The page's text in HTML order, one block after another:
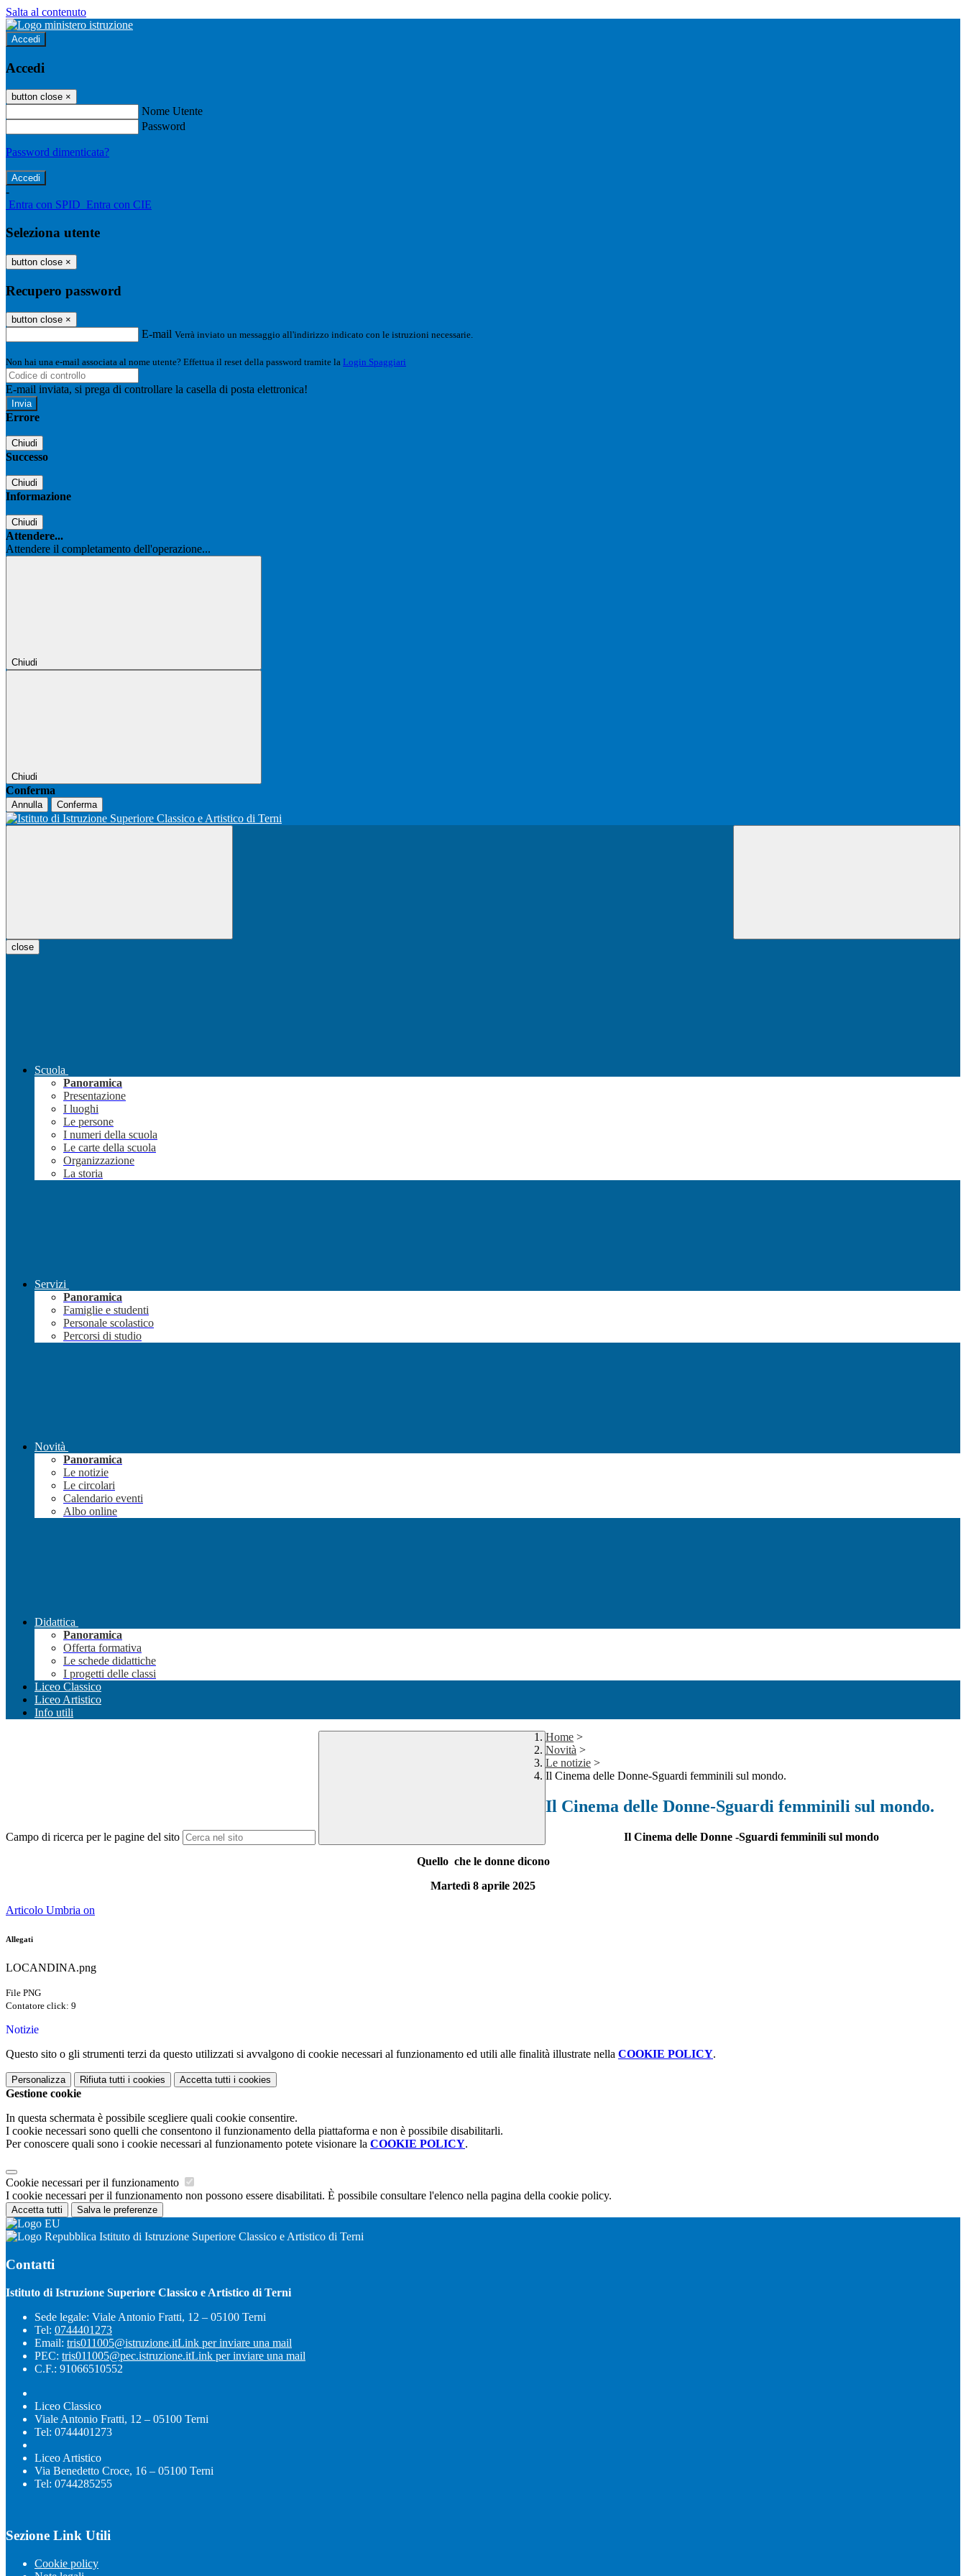
Salta al contenuto
Accedi
Accedi
button close ×
Nome Utente
Password
Password dimenticata?
-
Entra con SPID Entra con CIE
Seleziona utente
button close ×
Recupero password
button close ×
E-mail Verrà inviato un messaggio all'indirizzo indicato con le istruzioni necessarie.
Non hai una e-mail associata al nome utente? Effettua il reset della password tramite la Login Spaggiari
E-mail inviata, si prega di controllare la casella di posta elettronica!
Errore
Chiudi
Successo
Chiudi
Informazione
Chiudi
Attendere...
Attendere il completamento dell'operazione...
Chiudi
Chiudi
Conferma
Annulla Conferma
close
Scuola
Panoramica
Presentazione
I luoghi
Le persone
I numeri della scuola
Le carte della scuola
Organizzazione
La storia
Servizi
Panoramica
Famiglie e studenti
Personale scolastico
Percorsi di studio
Novità
Panoramica
Le notizie
Le circolari
Calendario eventi
Albo online
Didattica
Panoramica
Offerta formativa
Le schede didattiche
I progetti delle classi
Liceo Classico
Liceo Artistico
Info utili
Campo di ricerca per le pagine del sito
Home >
Novità >
Le notizie >
Il Cinema delle Donne-Sguardi femminili sul mondo.
Il Cinema delle Donne-Sguardi femminili sul mondo.
Il Cinema delle Donne -Sguardi femminili sul mondo
Quello che le donne dicono
Martedì 8 aprile 2025
Articolo Umbria on
Allegati
LOCANDINA.png
File PNG
Contatore click: 9
Notizie
Questo sito o gli strumenti terzi da questo utilizzati si avvalgono di cookie necessari al funzionamento ed utili alle finalità illustrate nella COOKIE POLICY.
Personalizza Rifiuta tutti i cookies Accetta tutti i cookies
Gestione cookie
In questa schermata è possibile scegliere quali cookie consentire.
I cookie necessari sono quelli che consentono il funzionamento della piattaforma e non è possibile disabilitarli.
Per conoscere quali sono i cookie necessari al funzionamento potete visionare la COOKIE POLICY.
Cookie necessari per il funzionamento
I cookie necessari per il funzionamento non possono essere disabilitati. È possibile consultare l'elenco nella pagina della cookie policy.
Accetta tutti Salva le preferenze
Istituto di Istruzione Superiore Classico e Artistico di Terni
Contatti
Istituto di Istruzione Superiore Classico e Artistico di Terni
Sede legale: Viale Antonio Fratti, 12 – 05100 Terni
Tel: 0744401273
Email: tris011005@istruzione.itLink per inviare una mail
PEC: tris011005@pec.istruzione.itLink per inviare una mail
C.F.: 91066510552
Liceo Classico
Viale Antonio Fratti, 12 – 05100 Terni
Tel: 0744401273
Liceo Artistico
Via Benedetto Croce, 16 – 05100 Terni
Tel: 0744285255
Sezione Link Utili
Cookie policy